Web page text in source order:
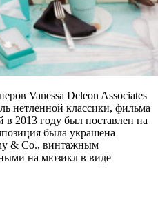
Vanessa Deleon Associates
нетленной классики, фильма
в 2013 году был поставлен на
была украшена
& Co., винтажным
на мюзикл в виде